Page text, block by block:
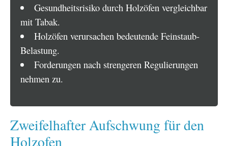
Gesundheitsrisiko durch Holzöfen vergleichbar
mit Tabak.
Holzöfen verursachen bedeutende Feinstaub-
Belastung.
Forderungen nach strengeren Regulierungen
nehmen zu.
Zweifelhafter Aufschwung für den
Holzofen